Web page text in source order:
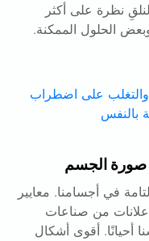
نظرة على أكثر
الحلول الممكنة.
الجسم
في أجسامنا. معايير
من صناعات
أحيانًا. أقوى أشكال